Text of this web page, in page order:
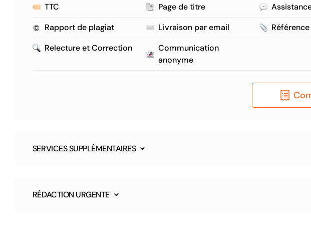
TTC Page de titre
Rapport de plagiat
Livraison par email
Relecture et Correction
Communication
anonyme
SERVICES SUPPLÉMENTAIRES
RÉDACTION URGENTE